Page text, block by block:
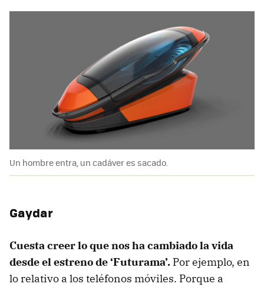
Un hombre entra, un cadáver es sacado.
Gaydar
Cuesta creer lo que nos ha cambiado la vida
desde el estreno de ‘Futurama’. Por ejemplo, en
lo relativo a los teléfonos móviles. Porque a